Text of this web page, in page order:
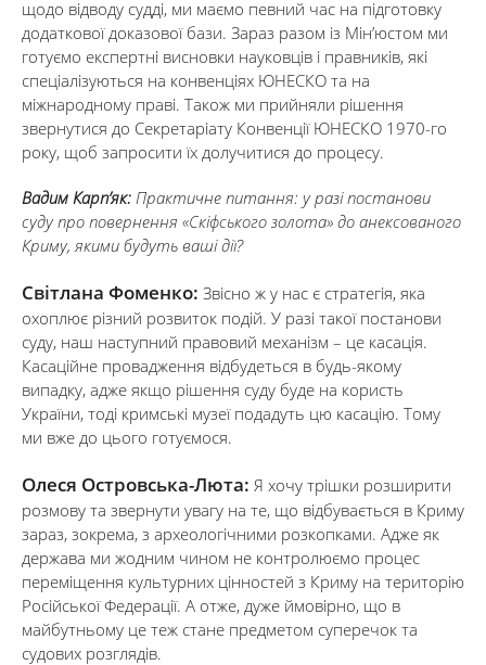
щодо відводу судді, ми маємо певний час на підготовку
додаткової доказової бази. Зараз разом із Мін’юстом ми
готуємо експертні висновки науковців і правників, які
спеціалізуються на конвенціях ЮНЕСКО та на
міжнародному праві. Також ми прийняли рішення
звернутися до Секретаріату Конвенції ЮНЕСКО 1970-го
року, щоб запросити їх долучитися до процесу.
Вадим Карп’як: Практичне питання: у разі постанови
суду про повернення «Скіфського золота» до анексованого
Криму, якими будуть ваші дії?
Світлана Фоменко: Звісно ж у нас є стратегія, яка
охоплює різний розвиток подій. У разі такої постанови
суду, наш наступний правовий механізм – це касація.
Касаційне провадження відбудеться в будь-якому
випадку, адже якщо рішення суду буде на користь
України, тоді кримські музеї подадуть цю касацію. Тому
ми вже до цього готуємося.
Олеся Островська-Люта: Я хочу трішки розширити
розмову та звернути увагу на те, що відбувається в Криму
зараз, зокрема, з археологічними розкопками. Адже як
держава ми жодним чином не контролюємо процес
переміщення культурних цінностей з Криму на територію
Російської Федерації. А отже, дуже ймовірно, що в
майбутньому це теж стане предметом суперечок та
судових розглядів.